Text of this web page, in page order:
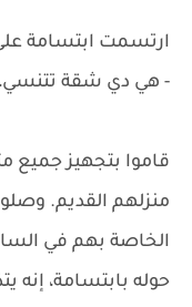
ارتسمت ابتسامة
- هي دي شقة تتنسي،
قاموا بتجهيز جميع
منزلهم القديم.
الخاصة بهم في
حوله بابتسامة، إنه